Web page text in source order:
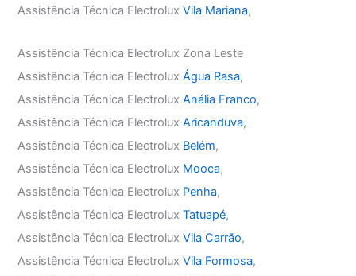
Assistência Técnica ElectroluxVila Mariana,
Assistência Técnica Electrolux Zona Leste
Assistência Técnica ElectroluxÁgua Rasa,
Assistência Técnica ElectroluxAnália Franco,
Assistência Técnica ElectroluxAricanduva,
Assistência Técnica Electrolux Belém,
Assistência Técnica Electrolux Mooca,
Assistência Técnica Electrolux Penha,
Assistência Técnica ElectroluxTatuapé,
Assistência Técnica ElectroluxVila Carrão,
Assistência Técnica ElectroluxVila Formosa,